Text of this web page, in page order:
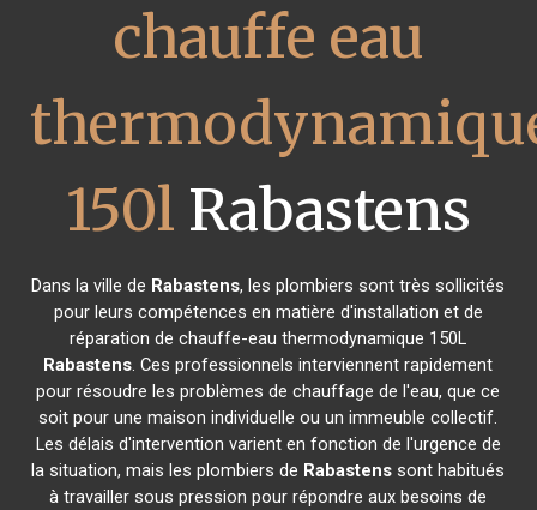
chauffe eau
150l Rabastens
Dans la ville de Rabastens, les plombiers sont très sollicités
pour leurs compétences en matière d'installation et de
réparation de chauffe-eau thermodynamique 150L
Rabastens. Ces professionnels interviennent rapidement
pour résoudre les problèmes de chauffage de l'eau, que ce
soit pour une maison individuelle ou un immeuble collectif.
Les délais d'intervention varient en fonction de l'urgence de
la situation, mais les plombiers de Rabastens sont habitués
à travailler sous pression pour répondre aux besoins de